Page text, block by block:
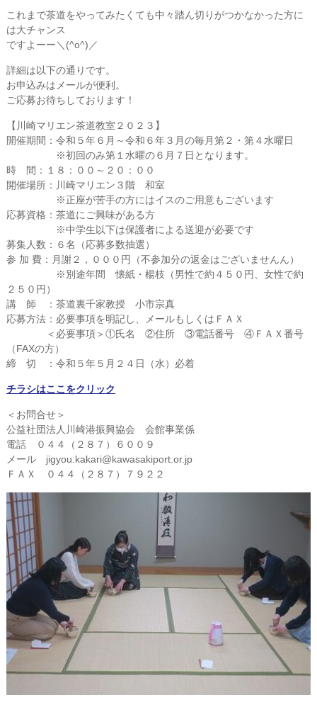
これまで茶道をやってみたくても中々踏ん切りがつかなかった方に
は大チャンス
ですよーー＼(^o^)／
詳細は以下の通りです。
お申込みはメールが便利。
ご応募お待ちしております！
【川崎マリエン茶道教室２０２３】
開催期間：令和５年６月～令和６年３月の毎月第２・第４水曜日
※初回のみ第１水曜の６月７日となります。
時 間：１８：００～２０：００
開催場所：川崎マリエン３階 和室
※正座が苦手の方にはイスのご用意もございます
応募資格：茶道にご興味がある方
※中学生以下は保護者による送迎が必要です
募集人数：６名（応募多数抽選）
参 加 費：月謝２，０００円（不参加分の返金はございませんん）
※別途年間 懐紙・楊枝（男性で約４５０円、女性で約
２５０円）
講 師 ：茶道裏千家教授 小市宗真
応募方法：必要事項を明記し、メールもしくはＦＡＸ
＜必要事項＞①氏名 ②住所 ③電話番号 ④ＦＡＸ番号
（FAXの方）
締 切 ：令和５年５月２４日（水）必着
チラシはここをクリック
＜お問合せ＞
公益社団法人川崎港振興協会 会館事業係
電話 ０４４（２８７）６００９
メール jigyou.kakari@kawasakiport.or.jp
ＦＡＸ ０４４（２８７）７９２２